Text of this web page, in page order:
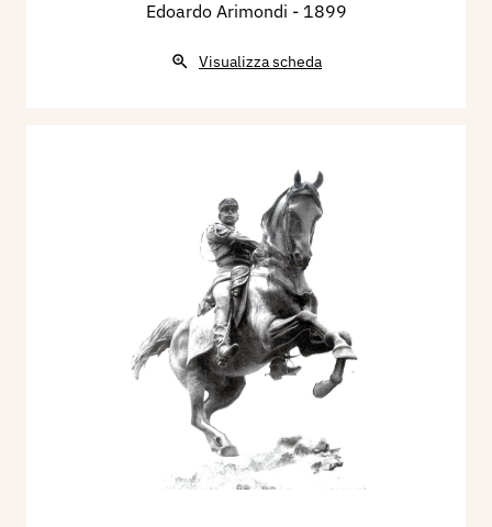
Edoardo Arimondi - 1899
Visualizza scheda